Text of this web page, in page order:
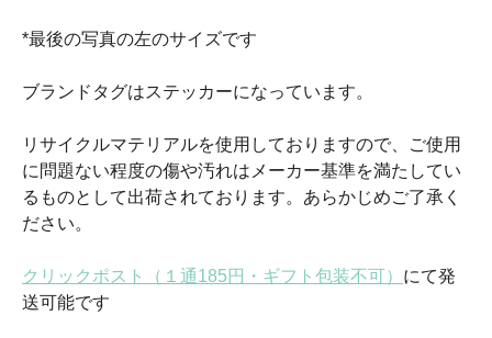
*最後の写真の左のサイズです
ブランドタグはステッカーになっています。
リサイクルマテリアルを使用しておりますので、ご使用
に問題ない程度の傷や汚れはメーカー基準を満たしてい
るものとして出荷されております。あらかじめご了承く
ださい。
クリックポスト（１通185円・ギフト包装不可） にて発
送可能です